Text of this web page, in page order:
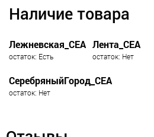
Наличие товара
Лежневская_СЕА
остаток: Есть
Лента_СЕА
остаток: Нет
СеребряныйГород_СЕА
остаток: Нет